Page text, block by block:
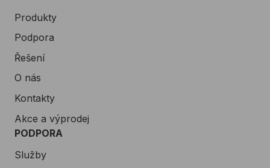
Produkty
Podpora
Řešení
O nás
Kontakty
Akce a výprodej
PODPORA
Služby